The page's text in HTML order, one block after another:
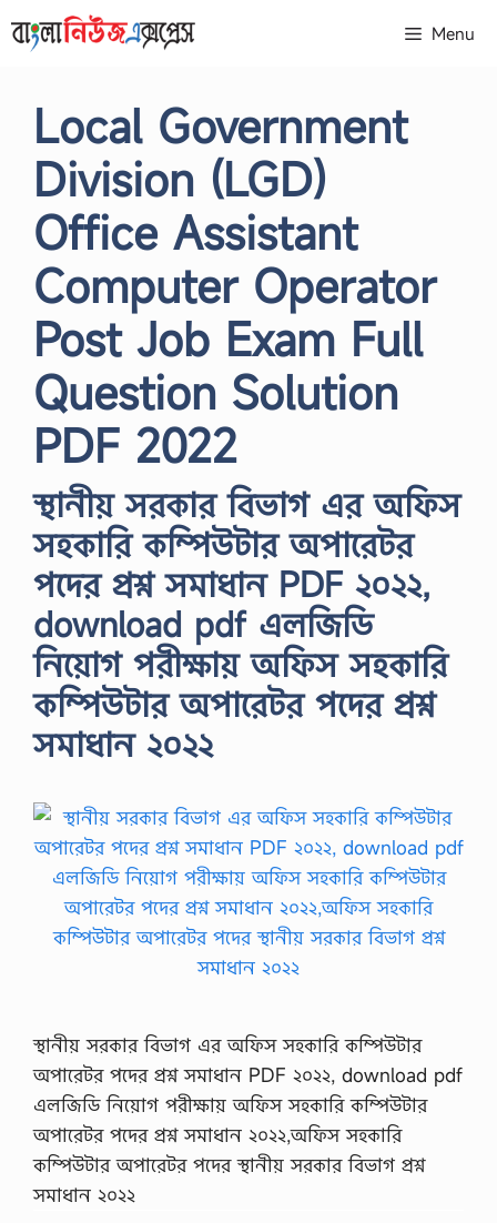
to
Menu
Local Government
Division (LGD)
Office Assistant
Computer Operator
Post Job Exam Full
Question Solution
PDF 2022
স্থানীয় সরকার বিভাগ এর অফিস
সহকারি কম্পিউটার অপারেটর
পদের প্রশ্ন সমাধান PDF ২০২২,
download pdf এলজিডি
নিয়োগ পরীক্ষায় অফিস সহকারি
কম্পিউটার অপারেটর পদের প্রশ্ন
সমাধান ২০২২
স্থানীয় সরকার বিভাগ এর অফিস সহকারি কম্পিউটার
অপারেটর পদের প্রশ্ন সমাধান PDF ২০২২, download pdf
এলজিডি নিয়োগ পরীক্ষায় অফিস সহকারি কম্পিউটার
অপারেটর পদের প্রশ্ন সমাধান ২০২২,অফিস সহকারি
কম্পিউটার অপারেটর পদের স্থানীয় সরকার বিভাগ প্রশ্ন
সমাধান ২০২২